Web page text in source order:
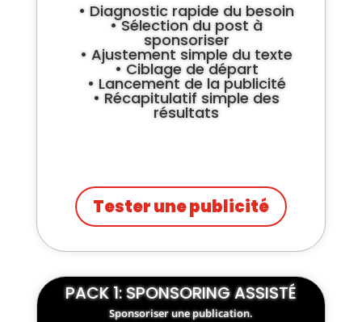
• Diagnostic rapide du besoin
• Sélection du post à
sponsoriser
• Ajustement simple du texte
• Ciblage de départ
• Lancement de la publicité
• Récapitulatif simple des
résultats
Tester une publicité
PACK 1: SPONSORING ASSISTÉ
Sponsoriser une publication.